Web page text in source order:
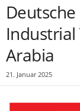
Arabia
21. Januar 2025